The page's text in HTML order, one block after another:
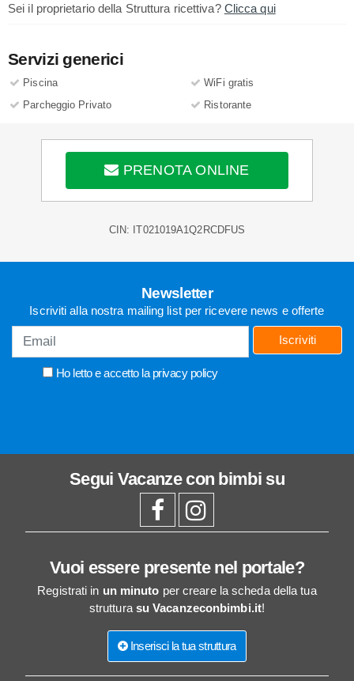
Sei il proprietario della Struttura ricettiva? Clicca qui
Servizi generici
Piscina
WiFi gratis
Parcheggio Privato
Ristorante
PRENOTA ONLINE
CIN: IT021019A1Q2RCDFUS
Newsletter
Iscriviti alla nostra mailing list per ricevere news e offerte
Ho letto e accetto la privacy policy
Iscriviti
Segui Vacanze con bimbi su
Vuoi essere presente nel portale?
Registrati in un minuto per creare la scheda della tua
struttura su Vacanzeconbimbi.it!
Inserisci la tua struttura